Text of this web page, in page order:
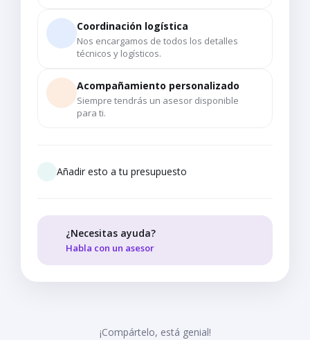
Coordinación logística
Nos encargamos de todos los detalles
técnicos y logísticos.
Acompañamiento personalizado
Siempre tendrás un asesor disponible
para ti.
Añadir esto a tu presupuesto
¿Necesitas ayuda?
Habla con un asesor
¡Compártelo, está genial!